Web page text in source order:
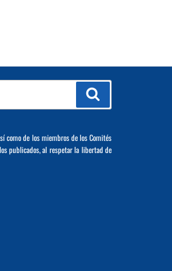
como de los miembros de los Comités
publicados, al respetar la libertad de